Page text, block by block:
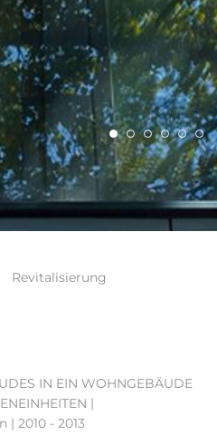
Revitalisierung
IN EIN WOHNGEBÄUDE
|
| 2010 - 2013